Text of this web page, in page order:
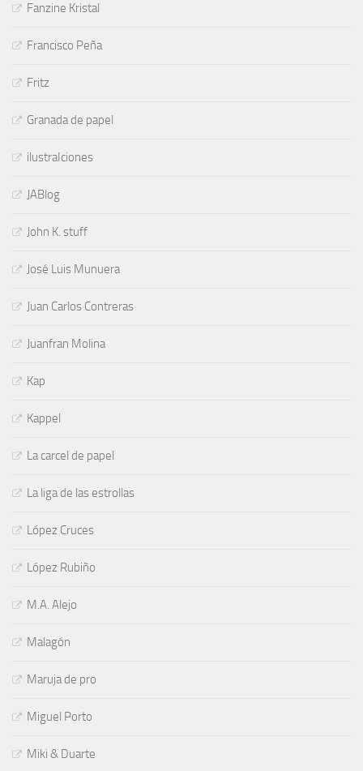
Fanzine Kristal
Francisco Peña
Fritz
Granada de papel
ilustraIciones
JABlog
John K. stuff
José Luis Munuera
Juan Carlos Contreras
Juanfran Molina
Kap
Kappel
La carcel de papel
La liga de las estrollas
López Cruces
López Rubiño
M.A. Alejo
Malagón
Maruja de pro
Miguel Porto
Miki & Duarte